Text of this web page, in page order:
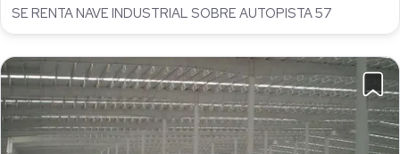
SE RENTA NAVE INDUSTRIAL SOBRE AUTOPISTA 57